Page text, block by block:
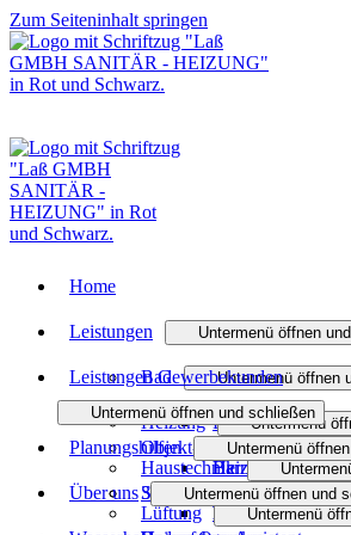
Zum Seiteninhalt springen
Home
Leistungen Untermenü öffnen
Bad Untermenü öffnen
Barrierefreies Bad
Badanfrage
Heizung Untermenü
Heizen mit Gas
Haustechnik
Wasser /
Lüftung Untermenü
Leistungen Gewerbekunden
Untermenü öffnen und schließen
Objekt- und Anlagenbau
Sanitäranlagen
Planungshilfen Untermenü
3D-Badplaner
Über uns Untermenü öffnen und